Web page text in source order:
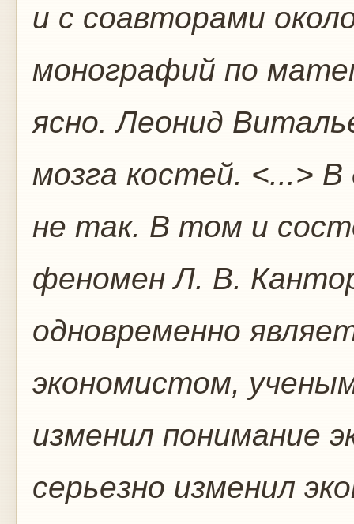
и с соавторами
монографий по
ясно. Леонид
мозга костей. <...>
не так. В том и
феномен Л. В.
одновременно
экономистом,
изменил понимание
серьезно изменил